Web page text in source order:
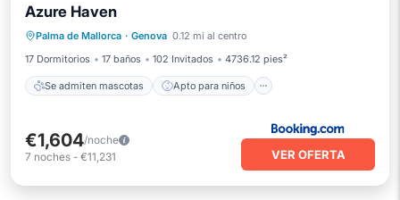
Azure Haven
Palma de Mallorca · Genova 0.12 mi al centro
17 Dormitorios
17 baños 102 Invitados 4736.12 pies²
Se admiten mascotas Apto para niños
Se admiten mascotas
Seguridad/Protección
€1,604/noche
7 noches - €11,231 VER OFERTA